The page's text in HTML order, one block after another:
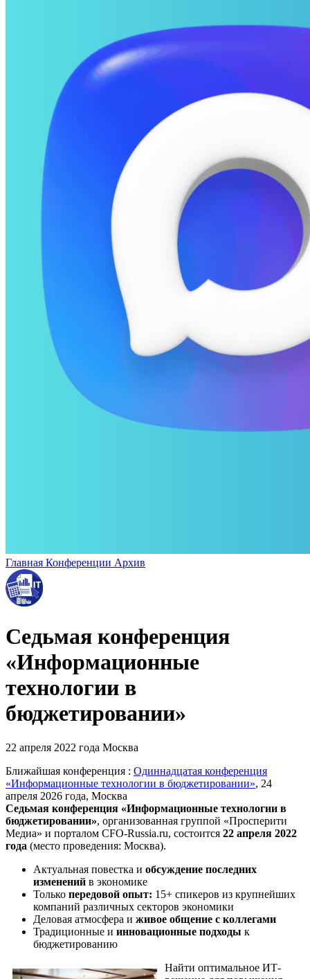
Главная Конференции Архив
Седьмая конференция
«Информационные
технологии в
бюджетировании»
22 апреля 2022 года Москва
Ближайшая конференция : Одиннадцатая конференция
«Информационные технологии в бюджетировании», 24
апреля 2026 года, Москва
Седьмая конференция «Информационные технологии в
бюджетировании», организованная группой «Просперити
Медиа» и порталом CFO-Russia.ru, состоится 22 апреля 2022
года (место проведения: Москва).
Актуальная повестка и обсуждение последних
изменений в экономике
Только передовой опыт: 15+ спикеров из крупнейших
компаний различных секторов экономики
Деловая атмосфера и живое общение с коллегами
Традиционные и инновационные подходы к
бюджетированию
Найти оптимальное ИТ-